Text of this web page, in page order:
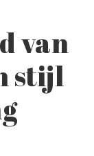
van
stijl